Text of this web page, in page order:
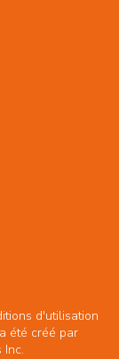
d'utilisation
été créé par
Inc.